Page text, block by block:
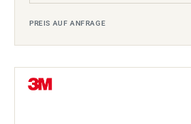
PREIS AUF ANFRAGE